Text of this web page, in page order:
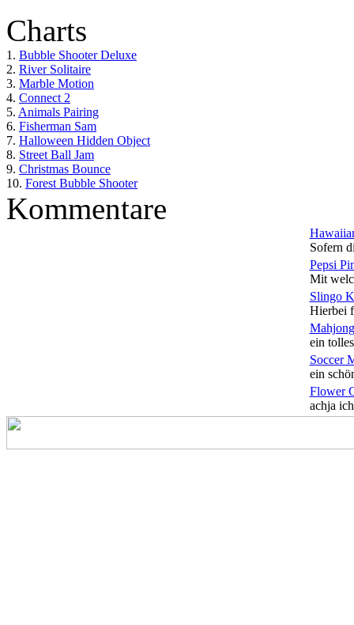
Charts
1. Bubble Shooter Deluxe
2. River Solitaire
3. Marble Motion
4. Connect 2
5. Animals Pairing
6. Fisherman Sam
7. Halloween Hidden Object
8. Street Ball Jam
9. Christmas Bounce
10. Forest Bubble Shooter
Kommentare
Sofern
Pepsi
Mit
Slingo
Hierbei
ein
Soccer
ein
Flower
achja